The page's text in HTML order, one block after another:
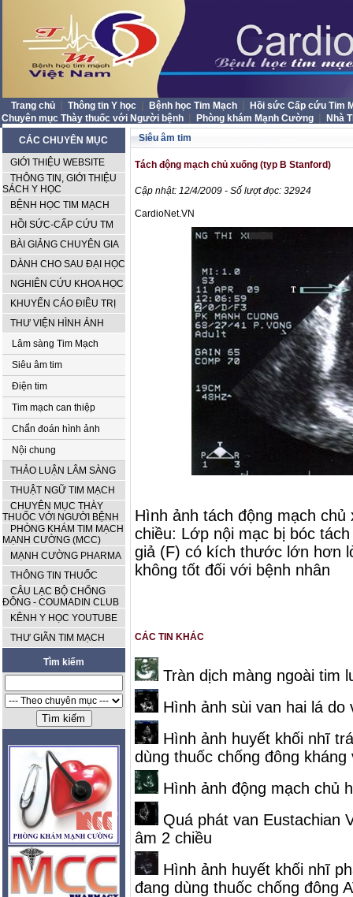
Trang chủ Thông tin Y học Bệnh học Tim Mạch
Hồi sức Cấp cứu Tim
Chuyên mục Thày thuốc với Người bệnh
Phòng khám Mạnh Cường
Nhà
CÁC CHUYÊN MỤC
GIỚI THIỆU WEBSITE
THÔNG TIN, GIỚI THIỆU
SÁCH Y HỌC
BỆNH HỌC TIM MẠCH
HỒI SỨC-CẤP CỨU TM
BÀI GIẢNG CHUYÊN GIA
DÀNH CHO SAU ĐẠI HỌC
NGHIÊN CỨU KHOA HỌC
KHUYẾN CÁO ĐIỀU TRỊ
THƯ VIỆN HÌNH ẢNH
Lâm sàng Tim Mạch
Siêu âm tim
Điện tim
Tim mạch can thiệp
Chẩn đoán hình ảnh
Nội chung
THẢO LUẬN LÂM SÀNG
THUẬT NGỮ TIM MẠCH
CHUYÊN MỤC THÀY
THUỐC VỚI NGƯỜI BỆNH
PHÒNG KHÁM TIM MẠCH
MẠNH CƯỜNG (MCC)
MẠNH CƯỜNG PHARMA
THÔNG TIN THUỐC
CÂU LẠC BỘ CHỐNG
ĐÔNG - COUMADIN CLUB
KÊNH Y HỌC YOUTUBE
THƯ GIÃN TIM MẠCH
Tìm kiếm
Siêu âm tim
Tách động mạch chủ xuống (typ B Stanford)
Cập nhật: 12/4/2009 - Số lượt đọc: 32924
CardioNet.VN
Hình ảnh tách động mạch
chiều: Lớp nội mạc bị bóc
giả (F) có kích thước lớn hơn
không tốt đối với bệnh nhân
CÁC TIN KHÁC
Tràn dịch màng ngoài tim
Hình ảnh sùi van hai lá do
Hình ảnh huyết khối nhĩ
dùng thuốc chống đông kháng
Hình ảnh động mạch chủ
Quá phát van Eustachian
âm 2 chiều
Hình ảnh huyết khối nhĩ
đang dùng thuốc chống đông